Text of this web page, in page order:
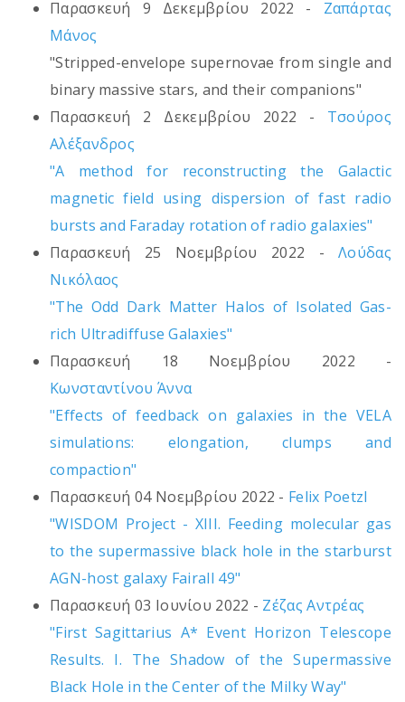
Παρασκευή 9 Δεκεμβρίου 2022 - Ζαπάρτας
Μάνος
"Stripped-envelope supernovae from single and
binary massive stars, and their companions"
Παρασκευή 2 Δεκεμβρίου 2022 - Τσούρος
Αλέξανδρος
"A method for reconstructing the Galactic
magnetic field using dispersion of fast radio
bursts and Faraday rotation of radio galaxies"
Παρασκευή 25 Νοεμβρίου 2022 -Λούδας
Νικόλαος
"The Odd Dark Matter Halos of Isolated Gas-
rich Ultradiffuse Galaxies"
Παρασκευή 18 Νοεμβρίου 2022 -
Κωνσταντίνου Άννα
"Effects of feedback on galaxies in the VELA
simulations: elongation, clumps and
compaction"
Παρασκευή 04 Νοεμβρίου 2022 - Felix Poetzl
"WISDOM Project - XIII. Feeding molecular gas
to the supermassive black hole in the starburst
AGN-host galaxy Fairall 49"
Παρασκευή 03 Ιουνίου 2022 - Ζέζας Αντρέας
"First Sagittarius A* Event Horizon Telescope
Results. I. The Shadow of the Supermassive
Black Hole in the Center of the Milky Way"